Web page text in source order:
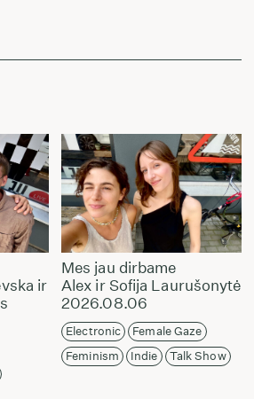
ir
Mes jau dirbame
Alex ir Sofija Laurušonytė
2026.08.06
Electronic
Female Gaze
Feminism
Indie Talk Show